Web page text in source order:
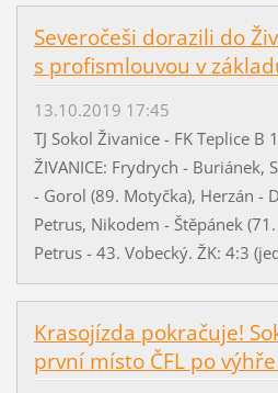
Severočeši dorazili do
s profismlouvou v
13.10.2019 17:45
TJ Sokol Živanice - FK Teplice B
ŽIVANICE: Frydrych - Buriánek,
- Gorol (89. Motyčka), Herzán -
Petrus, Nikodem - Štěpánek (71.
Petrus - 43. Vobecký. ŽK: 4:3
Krasojízda pokračuje!
první místo ČFL po